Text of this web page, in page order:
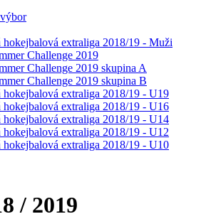
hokejbalová extraliga 2018/19 - Muži
Challenge 2019
Challenge 2019 skupina A
Challenge 2019 skupina B
hokejbalová extraliga 2018/19 - U19
hokejbalová extraliga 2018/19 - U16
hokejbalová extraliga 2018/19 - U14
hokejbalová extraliga 2018/19 - U12
hokejbalová extraliga 2018/19 - U10
/ 2019